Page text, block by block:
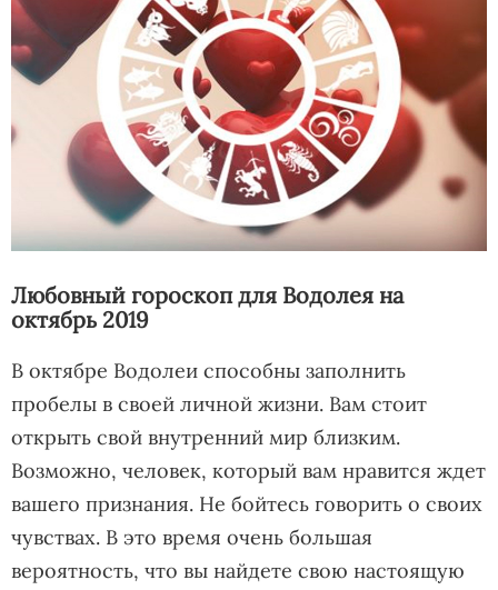
Любовный гороскоп для Водолея на
октябрь 2019
В октябре Водолеи способны заполнить
пробелы в своей личной жизни. Вам стоит
открыть свой внутренний мир близким.
Возможно, человек, который вам нравится ждет
вашего признания. Не бойтесь говорить о своих
чувствах. В это время очень большая
вероятность, что вы найдете свою настоящую